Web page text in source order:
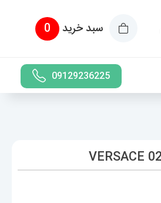
سبد خرید 0
09129236225